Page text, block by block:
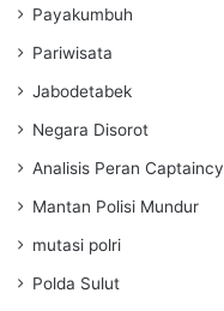
Payakumbuh
Pariwisata
Jabodetabek
Negara Disorot
Analisis Peran Captaincy
Mantan Polisi Mundur
mutasi polri
Polda Sulut